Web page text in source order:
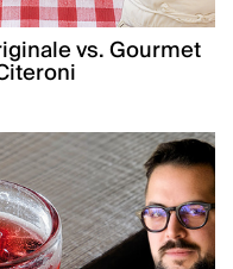
vs. Gourmet